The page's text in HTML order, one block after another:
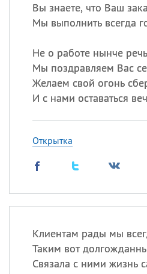
Вы знаете, что Ваш
Мы выполнить всегда
Не о работе нынче
Мы поздравляем Вас
Желаем свой огонь
И с нами оставаться
Открытка
Клиентам рады мы
Таким вот
Связала с ними жизнь